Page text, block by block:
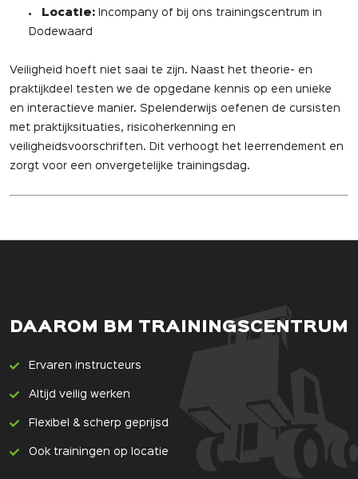
Locatie: Incompany of bij ons trainingscentrum in
Dodewaard
Veiligheid hoeft niet saai te zijn. Naast het theorie- en
praktijkdeel testen we de opgedane kennis op een unieke
en interactieve manier. Spelenderwijs oefenen de cursisten
met praktijksituaties, risicoherkenning en
veiligheidsvoorschriften. Dit verhoogt het leerrendement en
zorgt voor een onvergetelijke trainingsdag.
DAAROM BM TRAININGSCENTRUM
Ervaren instructeurs
Altijd veilig werken
Flexibel & scherp geprijsd
Ook trainingen op locatie